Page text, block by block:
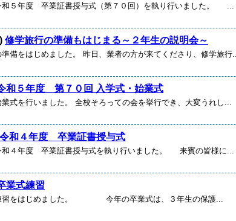
和５年度 卒業証書授与式（第７０回）を執り行いました。 ...
修学旅行の準備もはじまる～２年生の説明会～
備をはじめました。 昨日、業者の方が来てくださり、修学旅行...
和５年度 第７０回 入学式・始業式
式を行いました。 全校そろっての会を挙行でき、大変うれし...
令和４年度 卒業証書授与式
和４年度 卒業証書授与式を執り行いました。 来賓の皆様に...
業式練習
習をはじめました。 今年の卒業式は、３年生の保護...